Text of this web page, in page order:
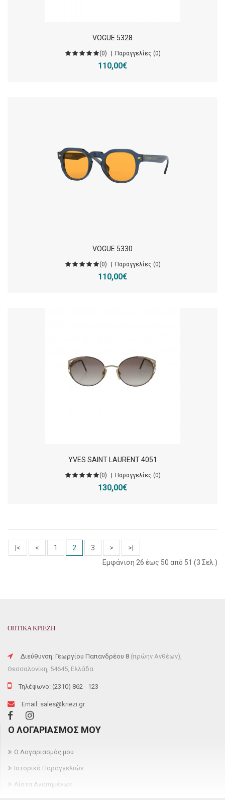
VOGUE 5328
(0) Παραγγελίες (0)
110,00€
VOGUE 5330
(0) Παραγγελίες (0)
110,00€
YVES SAINT LAURENT 4051
(0) Παραγγελίες (0)
130,00€
|< < 1 2 3 >
>|
Εμφάνιση 26 έως 50 από 51 (3 Σελ.)
ΟΠΤΙΚΑ ΚΡΙΕΖΗ
Διεύθυνση: Γεωργίου Παπανδρέου 8 (πρώην Ανθέων),
Θεσσαλονίκη, 54645, Ελλάδα
Τηλέφωνο: (2310) 862 - 123
Email: sales@kriezi.gr
Ο ΛΟΓΑΡΙΑΣΜΌΣ ΜΟΥ
Ο Λογαριασμός μου
Ιστορικό Παραγγελιών
Λίστα Αγαπημένων